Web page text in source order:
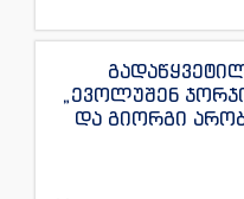
„ევოლუშენ
და გიორგი